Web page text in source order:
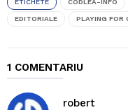
EDITORIALE PLAYING FOR
1 COMENTARIU
robert